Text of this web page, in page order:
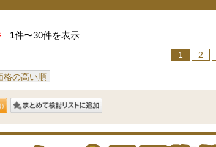
1件〜30件を表示
1 2
格の高い順